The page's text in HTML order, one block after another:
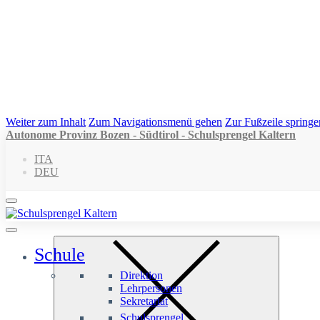
Weiter zum Inhalt Zum Navigationsmenü gehen Zur Fußzeile
Autonome Provinz Bozen - Südtirol - Schulsprengel Kaltern
ITA
DEU
Schule
Direktion
Lehrpersonen
Sekretariat
Schulsprengel